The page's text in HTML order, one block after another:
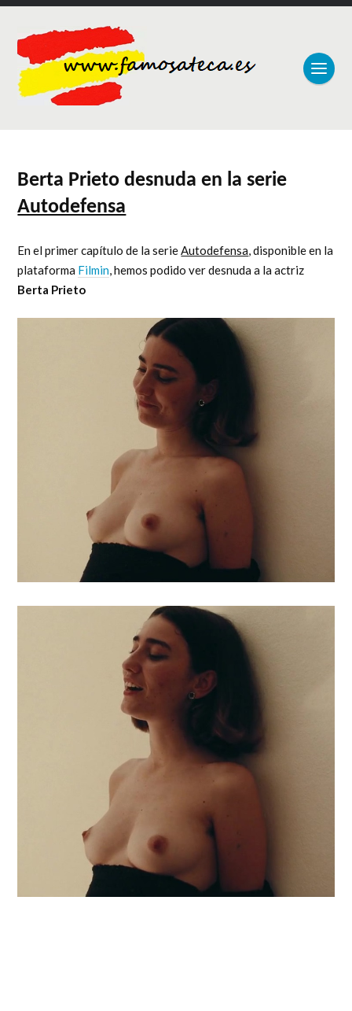
Berta Prieto desnuda en la serie
Autodefensa
En el primer capítulo de la serieAutodefensa, disponible en la
plataforma Filmin, hemos podido ver desnuda a la actriz
Berta Prieto